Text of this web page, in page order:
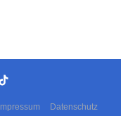
Impressum Datenschutz